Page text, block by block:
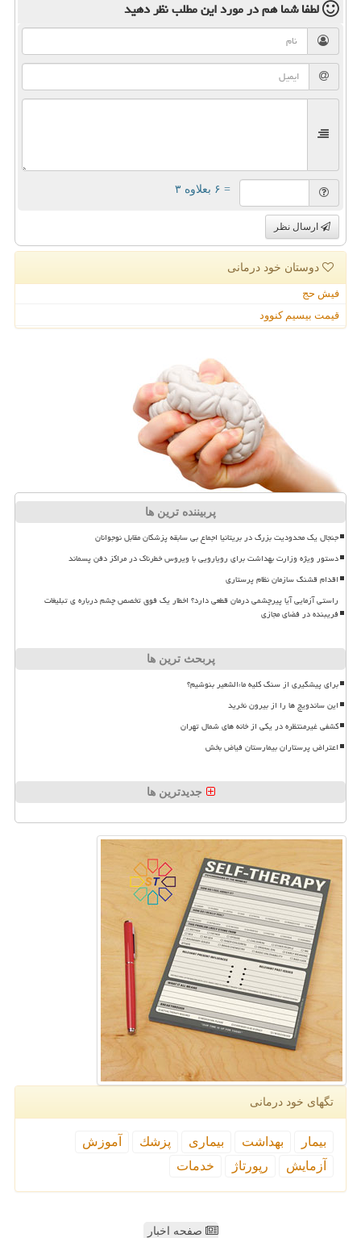
لطفا شما همدر مورد این مطلبنظر دهید
= ۶ بعلاوه ۳
ارسال نظر
دوستان خود درمانی
فیش حج
قیمت بیسیم کنوود
پربیننده ترین ها
جنجال یک محدودیت بزرگ در بریتانیا اجماع بی سابقه پزشکان مقابل نوجوانان
دستور ویژه وزارت بهداشت برای رویارویی با ویروس خطرناک در مراکز دفن پسماند
اقدام قشنگ سازمان نظام پرستاری
راستی آزمایی آیا پیرچشمی درمان قطعی دارد؟ اخطار یک فوق تخصص چشم درباره ی تبلیغات
فریبنده در فضای مجازی
پربحث ترین ها
برای پیشگیری از سنگ کلیه ماءالشعیر بنوشیم؟
این ساندویچ ها را از بیرون نخرید
کشفی غیرمنتظره در یکی از خانه های شمال تهران
اعتراض پرستاران بیمارستان فیاض بخش
جدیدترین ها
تگهای خود درمانی
بیمار بهداشت بیماری پزشك
آموزش
آزمایش
رپورتاژ خدمات
صفحه اخبار